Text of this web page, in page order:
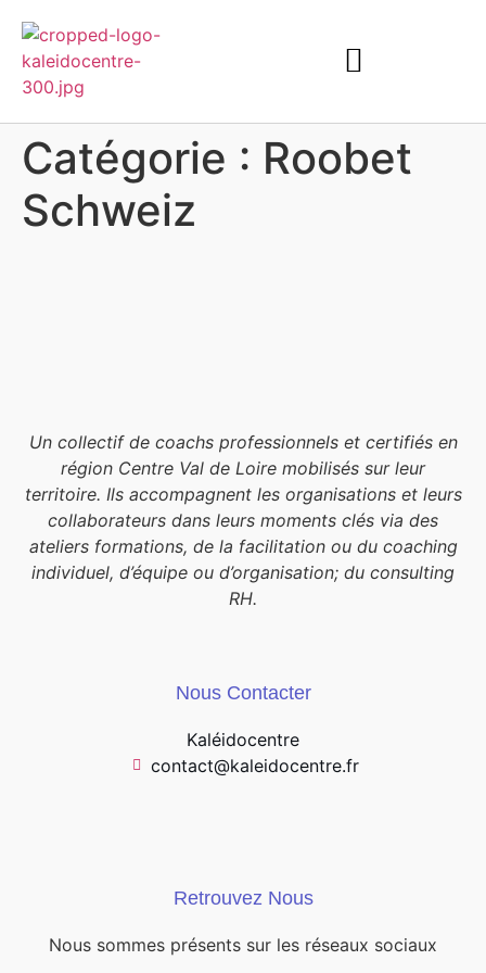
Catégorie : Roobet
Schweiz
Un collectif de coachs professionnels et certifiés en
région Centre Val de Loire mobilisés sur leur
territoire. Ils accompagnent les organisations et leurs
collaborateurs dans leurs moments clés via des
ateliers formations, de la facilitation ou du coaching
individuel, d’équipe ou d’organisation; du consulting
RH.
Nous Contacter
Kaléidocentre
contact@kaleidocentre.fr
Retrouvez Nous
Nous sommes présents sur les réseaux sociaux